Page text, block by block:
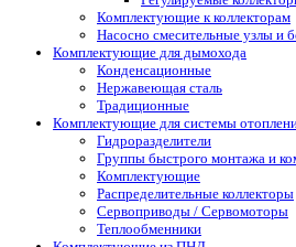
Комплектующие к коллекторам
Насосно смесительные узлы и
Комплектующие для дымохода
Конденсационные
Нержавеющая сталь
Традиционные
Комплектующие для системы
Гидроразделители
Группы быстрого монтажа и
Комплектующие
Распределительные коллекторы
Сервоприводы / Сервомоторы
Теплообменники